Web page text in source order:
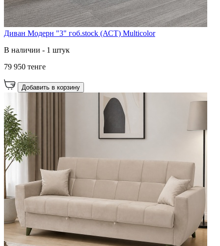
Диван Модерн "3" гоб.stock (АСТ) Multicolor
В наличии - 1 штук
79 950 тенге
Добавить в корзину